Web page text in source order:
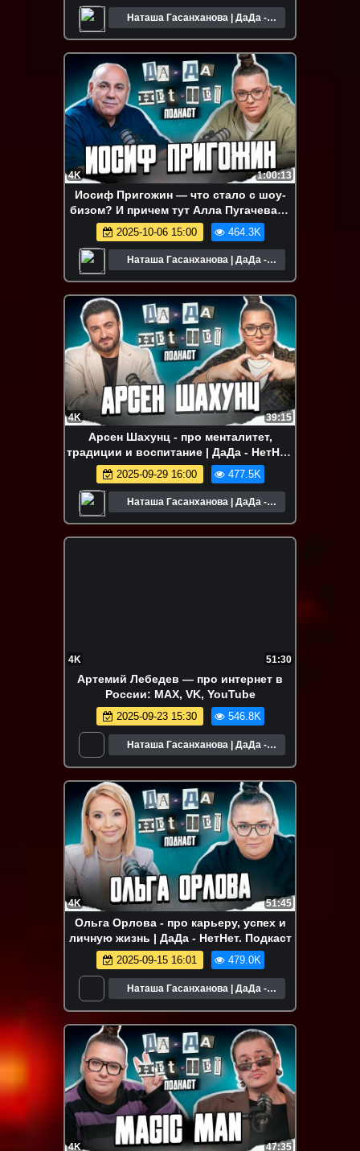
Наташа Гасанханова | ДаДа -
НетНет
4K 1:00:13
Иосиф Пригожин — что стало с шоу-
бизом? И причем тут Алла Пугачева? |
ДаДа - НетНет. Подкаст
2025-10-06 15:00 464.3K
Наташа Гасанханова | ДаДа -
НетНет
4K 39:15
Арсен Шахунц - про менталитет,
традиции и воспитание | ДаДа - НетНет.
Подкаст
2025-09-29 16:00 477.5K
Наташа Гасанханова | ДаДа -
НетНет
4K 51:30
Артемий Лебедев — про интернет в
России: MAX, VK, YouTube
2025-09-23 15:30 546.8K
Наташа Гасанханова | ДаДа -
НетНет
4K 51:45
Ольга Орлова - про карьеру, успех и
личную жизнь | ДаДа - НетНет. Подкаст
2025-09-15 16:01 479.0K
Наташа Гасанханова | ДаДа -
4K 47:35